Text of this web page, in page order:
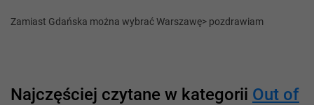
Zamiast Gdańska można wybrać Warszawę> pozdrawiam
Najczęściej czytane w kategorii Out of